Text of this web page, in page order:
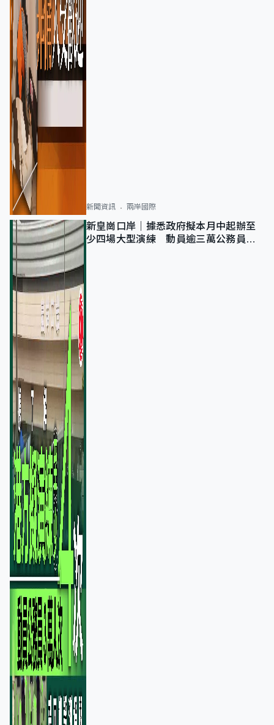
新聞資訊 兩岸國際
新皇崗口岸｜據悉政府擬本月中起辦至
少四場大型演練 動員逾三萬公務員人